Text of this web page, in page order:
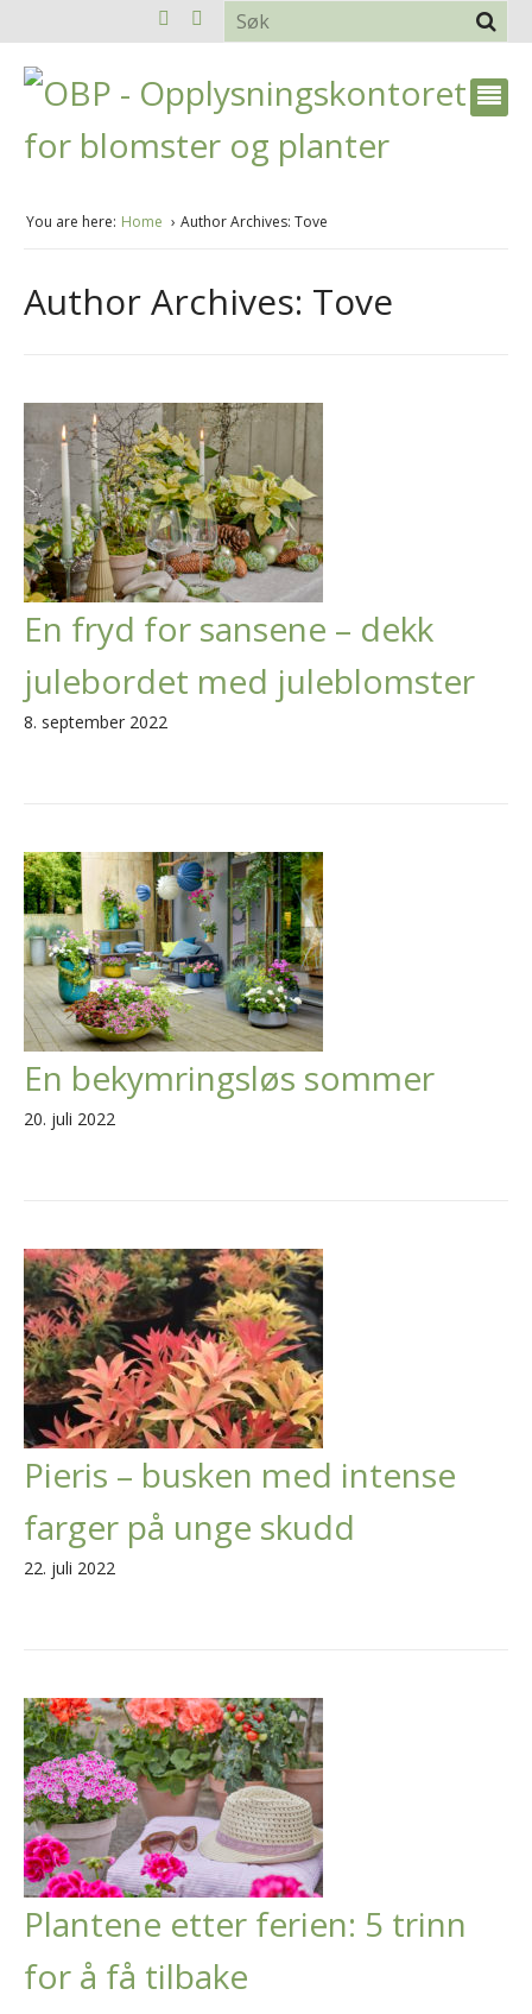
You are here: Home Author Archives: Tove
Author Archives: Tove
En fryd for sansene – dekk
julebordet med juleblomster
8. september 2022
En bekymringsløs sommer
20. juli 2022
Pieris – busken med intense
farger på unge skudd
22. juli 2022
Plantene etter ferien: 5 trinn
for å få tilbake